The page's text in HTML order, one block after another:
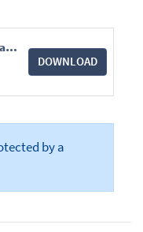
AN_2025_Scission partielle_JDF.pdf
DOWNLOAD
by a